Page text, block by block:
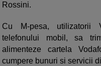
Rossini.
Cu M-pesa, utilizatorii
telefonului mobil, sa
alimenteze cartela
cumpere bunuri si servicii